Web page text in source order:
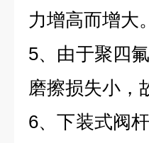
力增高而增大。
5、由于聚四
磨擦损失小，
6、下装式阀